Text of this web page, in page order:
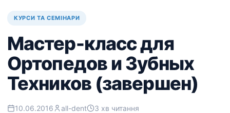
КУРСИ ТА СЕМІНАРИ
Мастер-класс для
Ортопедов и Зубных
Техников (завершен)
10.06.2016 all-dent 3 хв читання